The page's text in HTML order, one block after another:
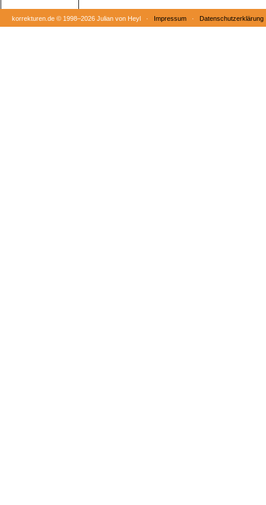
korrekturen.de © 1998–2026 Julian von Heyl · Impressum · Datenschutzerklärung